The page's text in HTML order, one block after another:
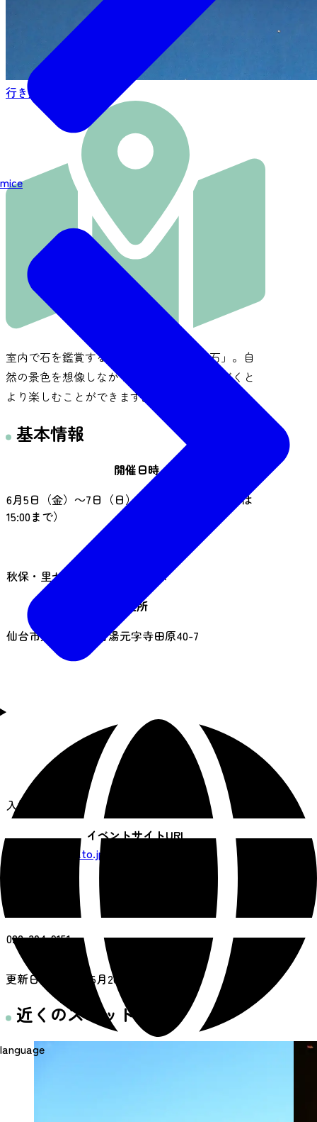
mice
language
行き方を見る
室内で石を鑑賞する日本文化の一つ「水石」。自
然の景色を想像しながら作品をご鑑賞いただくと
より楽しむことができます。
基本情報
開催日時
6月5日（金）～7日（日）10:00～16:00（最終日は
15:00まで）
秋保・里センター 多目的ルーム
住所
仙台市太白区秋保町湯元字寺田原40-7
入場無料
イベントサイトURL
https://akiusato.jp/
022-304-9151
更新日： 2026年05月26日
近くのスポット